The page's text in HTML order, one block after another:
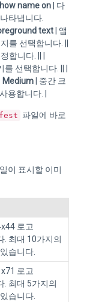
name on | 다
타냅니다.
text | 앱
를 선택합니다. ||
합니다. || |
선택합니다. || |
Medium | 중간 크
용합니다. |
파일에 바로
이 표시할 이미
로고
. 최대 10가지의
습니다.
로고
. 최대 5가지의
습니다.